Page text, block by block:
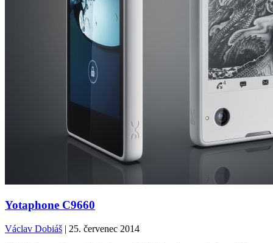
Yotaphone C9660
Václav Dobiáš | 25. červenec 2014